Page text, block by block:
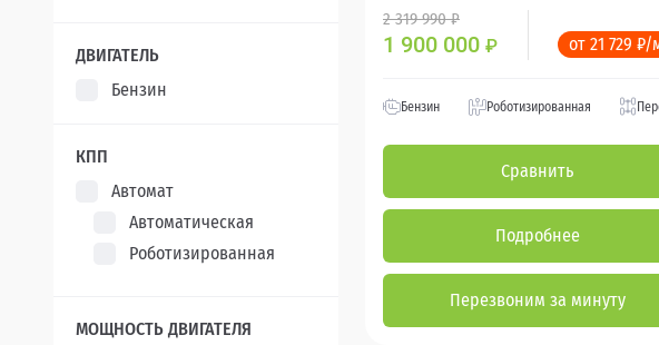
ДВИГАТЕЛЬ
Бензин
КПП
Автомат
Автоматическая
Роботизированная
МОЩНОСТЬ ДВИГАТЕЛЯ
2 319 990 ₽
1 900 000 ₽ от 21 729 ₽/
Бензин Роботизированная
Сравнить
Подробнее
Перезвоним за минуту